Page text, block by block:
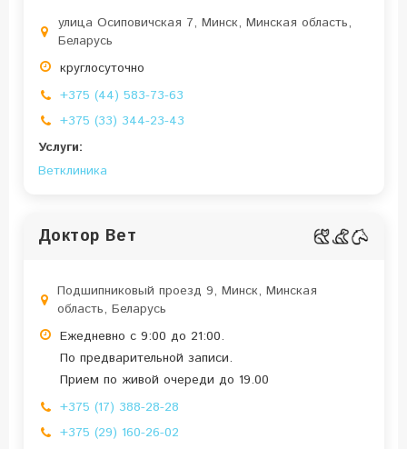
улица Осиповичская 7, Минск, Минская область,
Беларусь
круглосуточно
+375 (44) 583-73-63
+375 (33) 344-23-43
Услуги:
Ветклиника
Доктор Вет
Подшипниковый проезд 9, Минск, Минская
область, Беларусь
Ежедневно с 9:00 до 21:00.
По предварительной записи.
Прием по живой очереди до 19.00
+375 (17) 388-28-28
+375 (29) 160-26-02